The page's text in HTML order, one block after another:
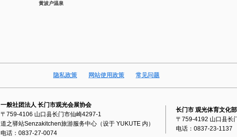
黄波户温泉
隐私政策 网站使用政策 常见问题
一般社团法人 长门市观光会展协会
〒759-4106 山口县长门市仙崎4297-1
道之驿站Senzakitchen旅游服务中心（设于 YUKUTE 内）
电话：0837-27-0074
长门市 观光体育文化
〒759-4192 山口县长
电话：0837-23-1137